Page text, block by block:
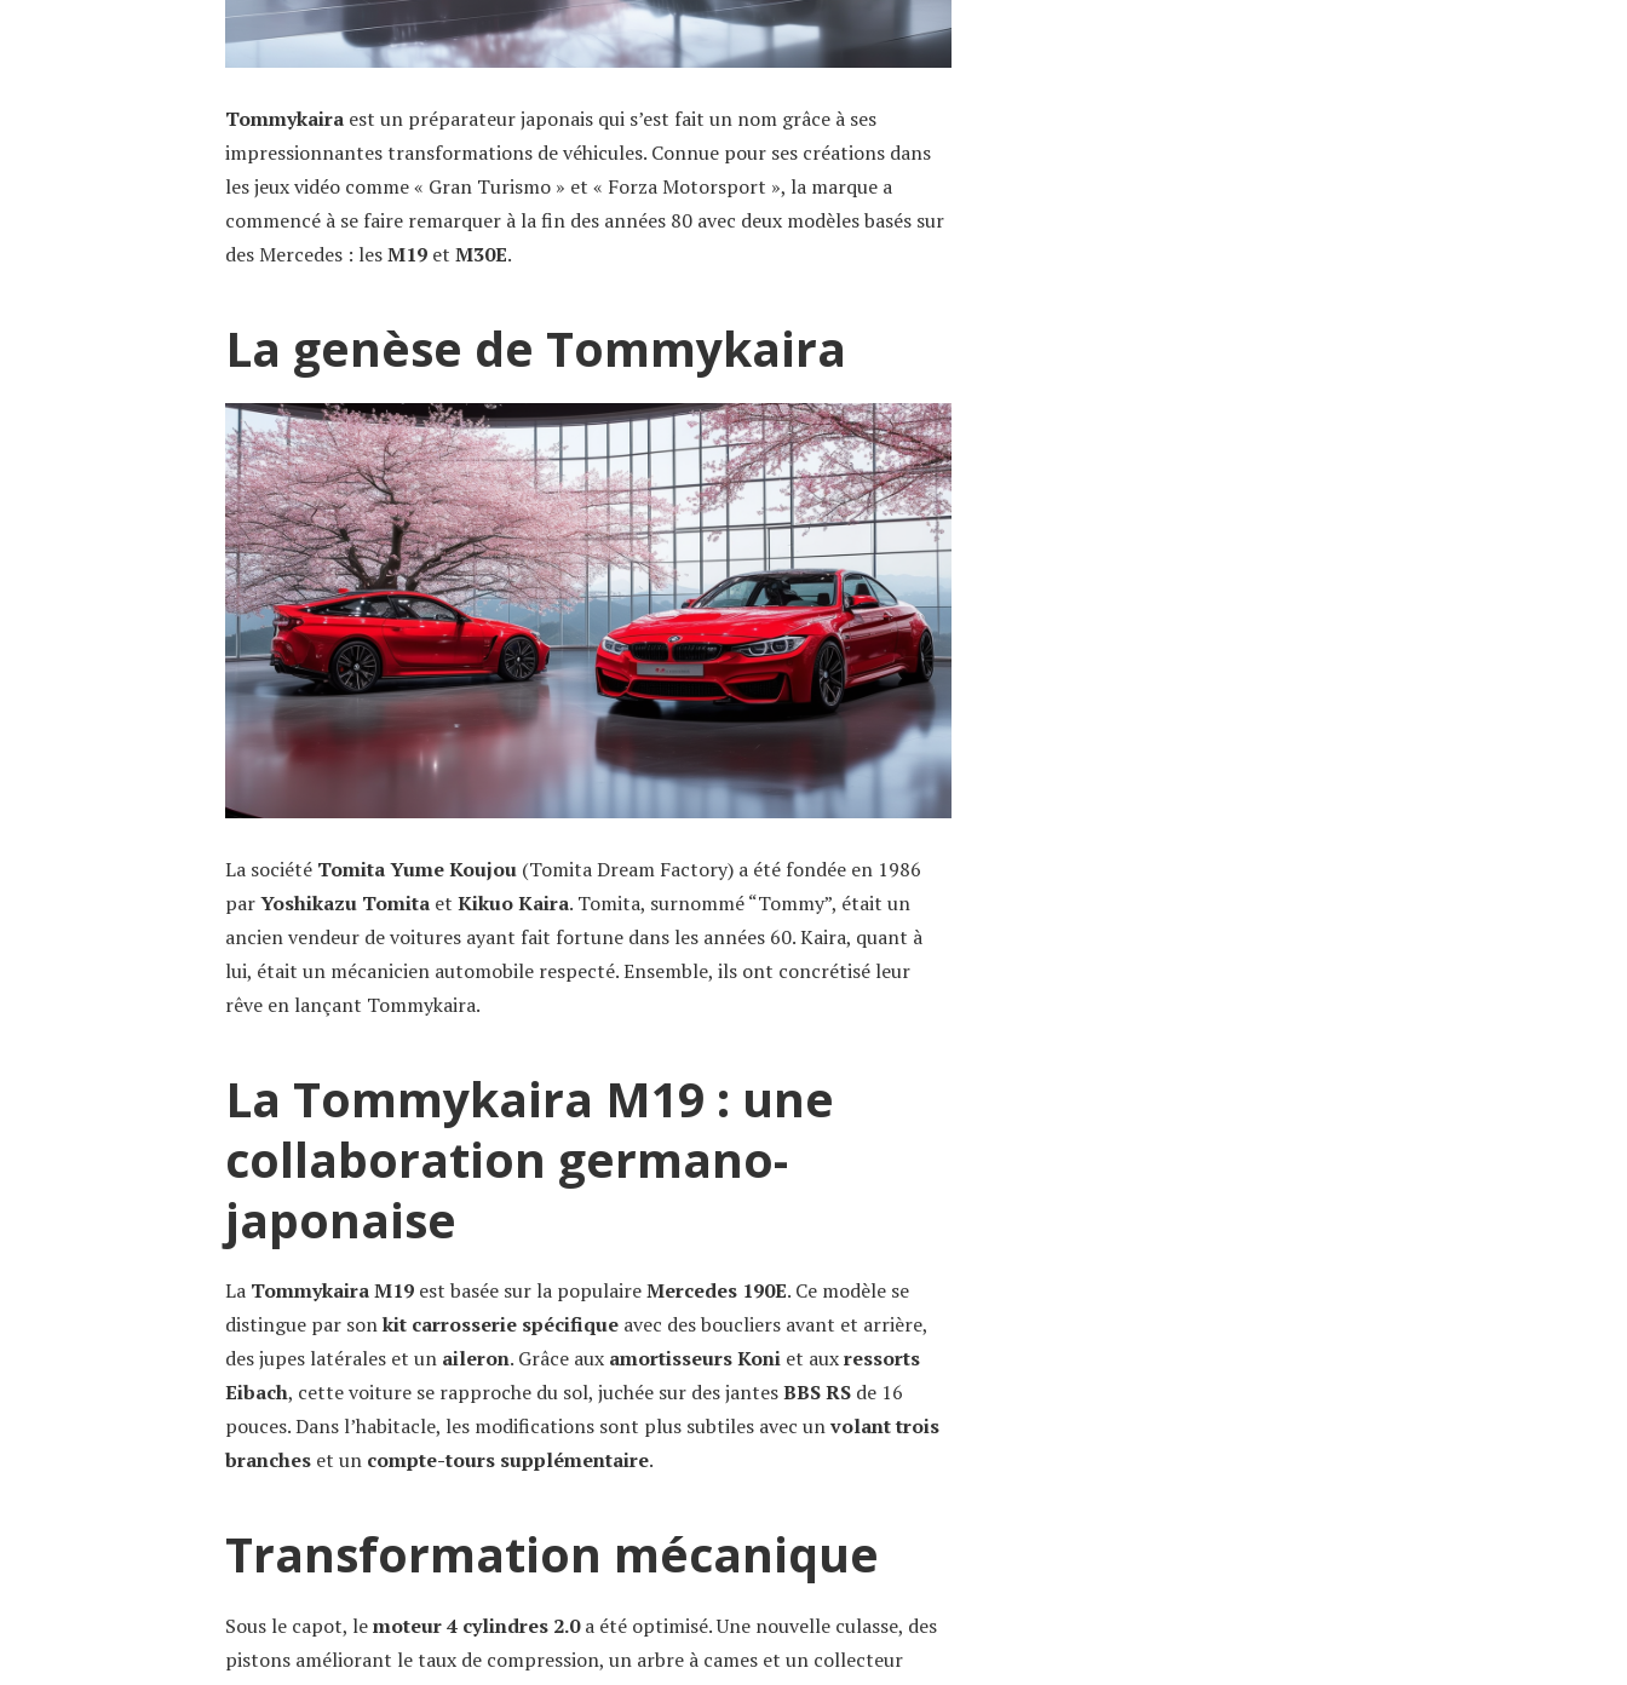
Tommykaira est un préparateur japonais qui s’est fait un nom grâce à ses
impressionnantes transformations de véhicules. Connue pour ses créations dans
les jeux vidéo comme « Gran Turismo » et « Forza Motorsport », la marque a
commencé à se faire remarquer à la fin des années 80 avec deux modèles basés sur
des Mercedes : lesM19 et M30E.
La genèse de Tommykaira
La société Tomita Yume Koujou (Tomita Dream Factory) a été fondée en 1986
parYoshikazu Tomita et Kikuo Kaira. Tomita, surnommé “Tommy”, était un
ancien vendeur de voitures ayant fait fortune dans les années 60. Kaira, quant à
lui, était un mécanicien automobile respecté. Ensemble, ils ont concrétisé leur
rêve en lançant Tommykaira.
La Tommykaira M19 : une
collaboration germano-
japonaise
La Tommykaira M19 est basée sur la populaireMercedes 190E. Ce modèle se
distingue par sonkit carrosserie spécifique avec des boucliers avant et arrière,
des jupes latérales et un aileron. Grâce aux amortisseurs Koni et auxressorts
Eibach, cette voiture se rapproche du sol, juchée sur des jantesBBS RS de 16
pouces. Dans l’habitacle, les modifications sont plus subtiles avec unvolant trois
branches et un compte-tours supplémentaire.
Transformation mécanique
Sous le capot, lemoteur 4 cylindres 2.0a été optimisé. Une nouvelle culasse, des
pistons améliorant le taux de compression, un arbre à cames et un collecteur